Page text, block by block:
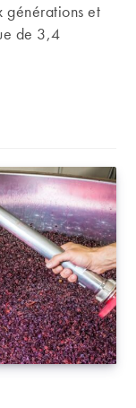
générations et
de 3,4
Francis Boulard